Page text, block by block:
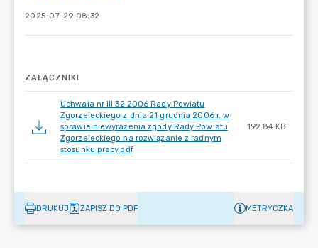
2025-07-29 08:32
ZAŁĄCZNIKI
Uchwała nr III 32 2006 Rady Powiatu
Zgorzeleckiego z dnia 21 grudnia 2006 r. w
sprawie niewyrażenia zgody Rady Powiatu
Zgorzeleckiego na rozwiązanie z radnym
stosunku pracy.pdf
192.84 KB
DRUKUJ ZAPISZ DO PDF METRYCZKA